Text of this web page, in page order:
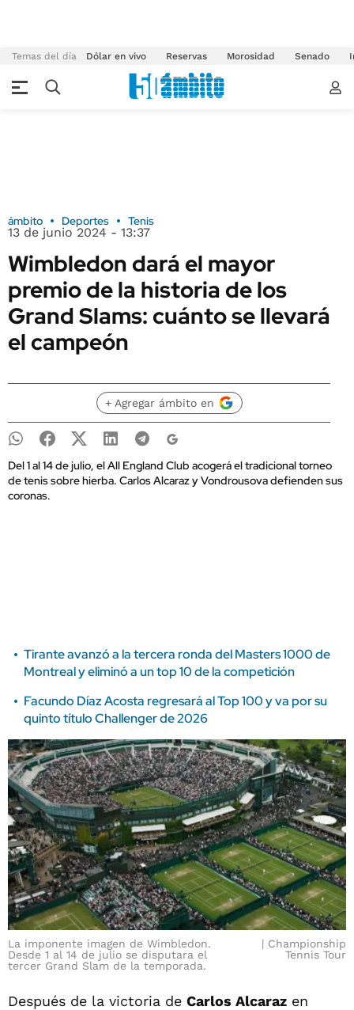
Temas del día Dólar en vivo Reservas Morosidad Senado
ámbito Deportes Tenis
13 de junio 2024 - 13:37
Wimbledon dará el mayor
premio de la historia de los
Grand Slams: cuánto se llevará
el campeón
+ Agregar ámbito en
Del 1 al 14 de julio, el All England Club acogerá el tradicional torneo
de tenis sobre hierba. Carlos Alcaraz y Vondrousova defienden sus
coronas.
Tirante avanzó a la tercera ronda del Masters 1000 de
Montreal y eliminó a un top 10 de la competición
Facundo Díaz Acosta regresará al Top 100 y va por su
quinto título Challenger de 2026
La imponente imagen de Wimbledon.
Desde 1 al 14 de julio se disputara el
tercer Grand Slam de la temporada.
Championship
Tennis Tour
Después de la victoria de Carlos Alcaraz en